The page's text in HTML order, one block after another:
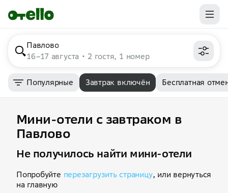
Павлово
16–17 августа
2 гостя, 1 номер
Популярные Завтрак включён Бесплатная
Мини-отели с завтраком в
Павлово
Не получилось найти мини-отели
Попробуйте перезагрузить страницу, или вернуться
на главную